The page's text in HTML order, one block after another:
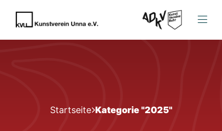
Startseite Kategorie "2025"